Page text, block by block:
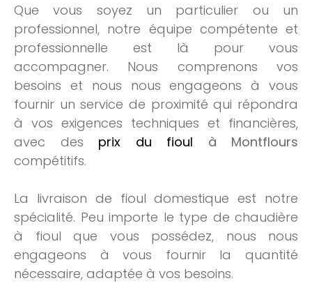
Que vous soyez un particulier ou un
professionnel, notre équipe compétente et
professionnelle est là pour vous
accompagner. Nous comprenons vos
besoins et nous nous engageons à vous
fournir un service de proximité qui répondra
à vos exigences techniques et financières,
avec des prix du fioul à Montflours
compétitifs.
La livraison de fioul domestique est notre
spécialité. Peu importe le type de chaudière
à fioul que vous possédez, nous nous
engageons à vous fournir la quantité
nécessaire, adaptée à vos besoins.